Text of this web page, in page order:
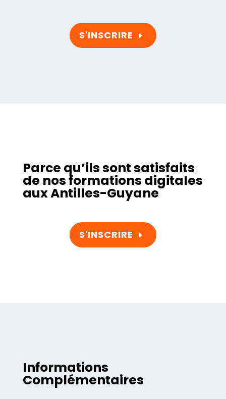
S'INSCRIRE
Parce qu’ils sont satisfaits
de nos formations digitales
aux Antilles-Guyane
S'INSCRIRE
Informations
Complémentaires